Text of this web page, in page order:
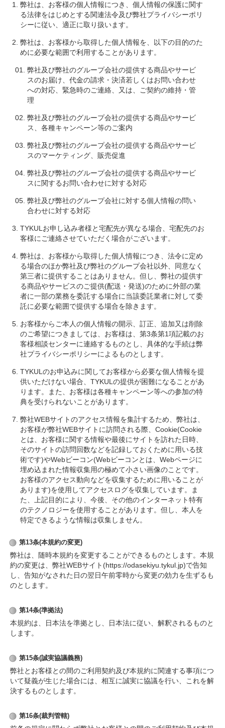
弊社は、お客様の個人情報につき、個人情報の保護に関す
る法律をはじめとする関連法令及び弊社プライバシーポリ
シーに従い、適正に取り扱います。
弊社は、お客様から取得した個人情報を、以下の目的のた
めに必要な範囲で利用することがあります。
弊社及び弊社のグループ会社の提供する商品やサービ
スのお届け、代金の請求・決済若しくはお問い合わせ
への対応、緊急時のご連絡、又は、ご契約の維持・管
理
弊社及び弊社のグループ会社の提供する商品やサービ
ス、各種キャンペーン等のご案内
弊社及び弊社のグループ会社の提供する商品やサービ
スのマーケティング、販売促進
弊社及び弊社のグループ会社の提供する商品やサービ
スに関するお問い合わせに対する対応
弊社及び弊社のグループ会社に対する個人情報の問い
合わせに対する対応
TYKULお申し込み者様と宅配先が異なる場合、宅配先のお
客様にご連絡させていただく場合がございます。
弊社は、お客様から取得した個人情報につき、法令に定め
る場合のほか弊社及び弊社のグループ会社以外、同意なく
第三者に提供することはありません。但し、弊社の提供す
る商品やサービスのご提供(配送・発送)のために外部の業
者に一部の業務を委託する場合に当該委託業者に対して委
託に必要な範囲で提供する場合を除きます。
お客様からご本人の個人情報の開示、訂正、追加又は削除
のご希望につきましては、お客様は、第3条第1項記載のお
客様相談センターに連絡するものとし、具体的な手続は弊
社プライバシーポリシーによるものとします。
TYKULのお申込みに関してお客様から必要な個人情報を提
供いただけない場合、TYKULの提供が困難になることがあ
ります。また、お客様は各種キャンペーン等への参加の特
典を受けられないことがあります。
弊社WEBサイトのアクセス情報を集計するため、弊社は、
お客様が弊社WEBサイトに訪問される際、Cookie(Cookie
とは、お客様に関する情報や最後にサイトを訪れた日時、
そのサイトの訪問回数などを記録しておくために用いる技
術です)やWebビーコン(Webビーコンとは、Webページに
埋め込まれた情報収集用の極めて小さい画像のことです。
お客様のアクセス動向などを収集するために用いることが
あります)を使用してアクセスログを収集しています。ま
た、上記目的により、今後、その他のインターネット特有
のテクノロジーを使用することがあります。但し、本人を
特定できるような情報は収集しません。
第13条(本規約の変更)
弊社は、随時本規約を変更することができるものとします。本規
約の変更は、弊社WEBサイト(https://odasekiyu.tykul.jp)で告知
し、告知がなされた日の翌日午前零時から変更の効力を生ずるも
のとします。
第14条(準拠法)
本規約は、日本法を準拠とし、日本法に従い、解釈されるものと
します。
第15条(誠実協議義務)
弊社とお客様との間のご利用契約及び本規約に関連する事項につ
いて疑義が生じた場合には、相互に誠実に協議を行い、これを解
決するものとします。
第16条(裁判管轄)